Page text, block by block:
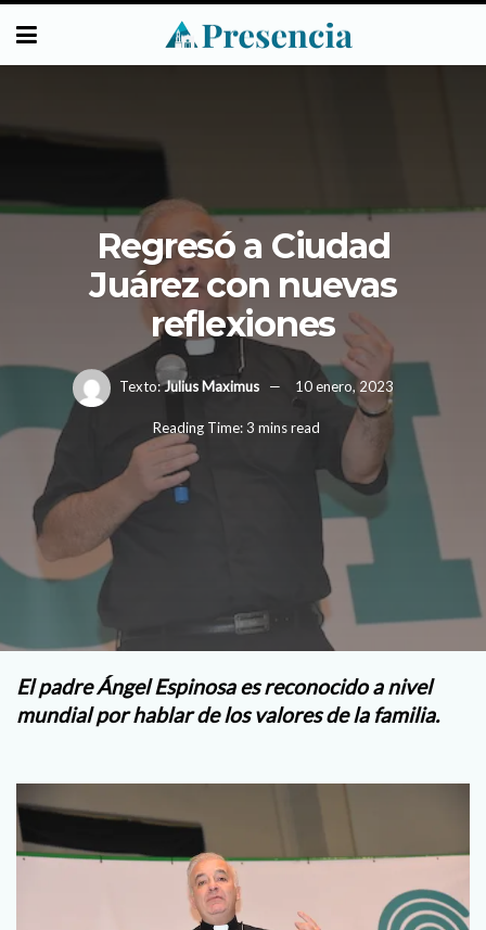
Regresó a Ciudad
Juárez con nuevas
reflexiones
Texto:Julius Maximus 10 enero, 2023
Reading Time: 3 mins read
El padre Ángel Espinosa es reconocido a nivel
mundial por hablar de los valores de la familia.